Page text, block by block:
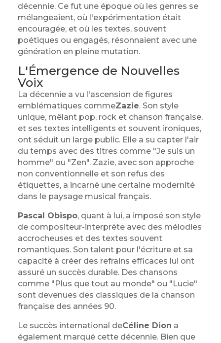
décennie. Ce fut une époque où les genres se
mélangeaient, où l'expérimentation était
encouragée, et où les textes, souvent
poétiques ou engagés, résonnaient avec une
génération en pleine mutation.
L'Émergence de Nouvelles
Voix
La décennie a vu l'ascension de figures
emblématiques commeZazie. Son style
unique, mêlant pop, rock et chanson française,
et ses textes intelligents et souvent ironiques,
ont séduit un large public. Elle a su capter l'air
du temps avec des titres comme "Je suis un
homme" ou "Zen". Zazie, avec son approche
non conventionnelle et son refus des
étiquettes, a incarné une certaine modernité
dans le paysage musical français.
Pascal Obispo, quant à lui, a imposé son style
de compositeur-interprète avec des mélodies
accrocheuses et des textes souvent
romantiques. Son talent pour l'écriture et sa
capacité à créer des refrains efficaces lui ont
assuré un succès durable. Des chansons
comme "Plus que tout au monde" ou "Lucie"
sont devenues des classiques de la chanson
française des années 90.
Le succès international deCéline Dion a
également marqué cette décennie. Bien que